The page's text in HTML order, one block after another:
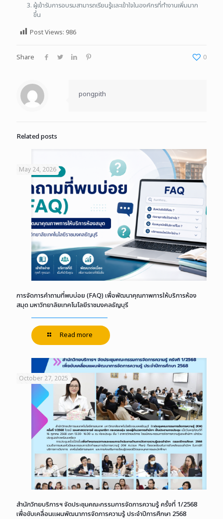
ผู้เข้ารับการอบรมสามารถเรียนรู้และเข้าใจในองค์กรที่ทำงานเพิ่มมาก
ขึ้น
Post Views: 986
Share 0
pongpith
Related posts
May 24, 2026
การจัดการคำถามที่พบบ่อย (FAQ) เพื่อพัฒนาคุณภาพการให้บริการห้อง
สมุด มหาวิทยาลัยเทคโนโลยีราชมงคลธัญบุรี
Read more
October 27, 2025
สำนักวิทยบริการฯ จัดประชุมคณะกรรมการจัดการความรู้ ครั้งที่ 1/2568
เพื่อขับเคลื่อนแผนพัฒนาการจัดการความรู้ ประจำปีการศึกษา 2568